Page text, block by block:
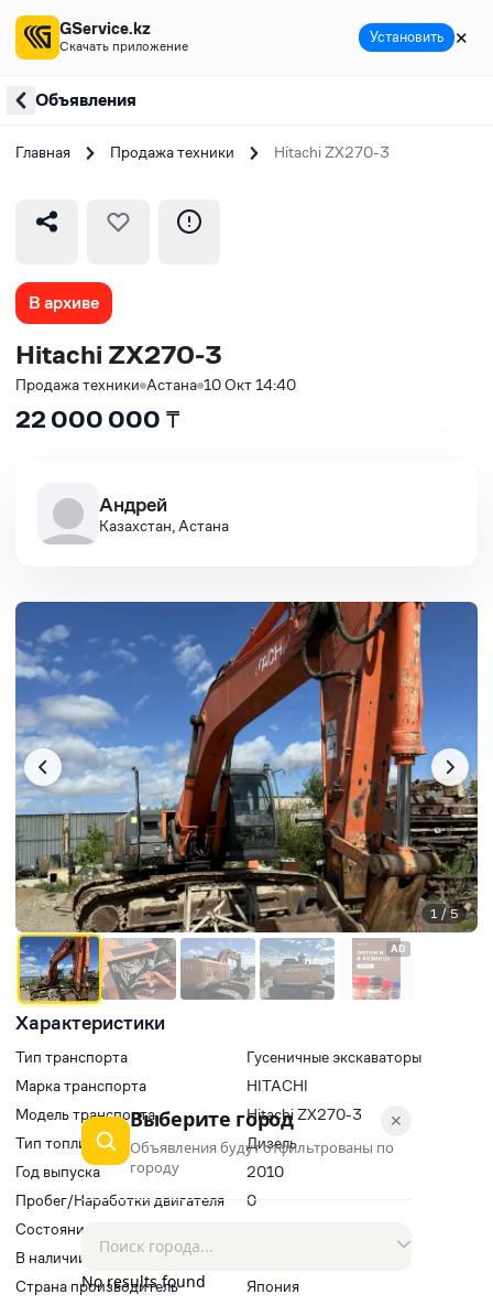
Объявления
Главная Продажа техники Hitachi ZX270-3
В архиве
Hitachi ZX270-3
Продажа техники Астана 10 Окт 14:40
22 000 000 ₸
Андрей
Казахстан, Астана
Характеристики
Тип транспорта
Гусеничные экскаваторы
Марка транспорта
HITACHI
Модель транспорта
Hitachi ZX270-3
Тип топлива
Дизель
Год выпуска
2010
Пробег/Наработки двигателя
0
Состояние
В наличии
Страна производитель
Япония
1 / 5
AD
GService.kz
Скачать приложение Установить ✕
✕
Выберите город
Объявления будут отфильтрованы по
городу
No results found